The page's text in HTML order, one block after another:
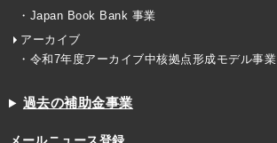
・Japan Book Bank 事業
アーカイブ
・令和7年度アーカイブ中核拠点形成モデル事業
過去の補助金事業